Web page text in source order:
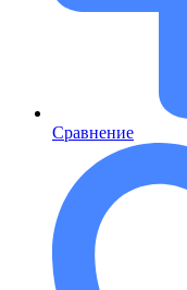
Сравнение